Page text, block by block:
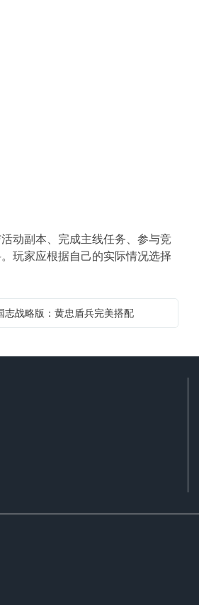
动副本、完成主线任务、参与竞
。玩家应根据自己的实际情况选择
志战略版：黄忠盾兵完美搭配